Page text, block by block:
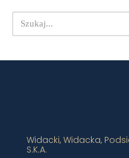
Widacki, Widacka,
S.K.A.